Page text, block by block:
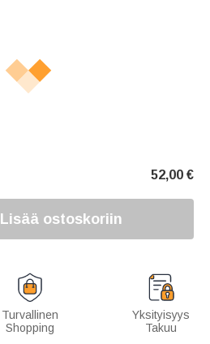
52,00 €
Lisää ostoskoriin
Turvallinen
Shopping
Yksityisyys
Takuu